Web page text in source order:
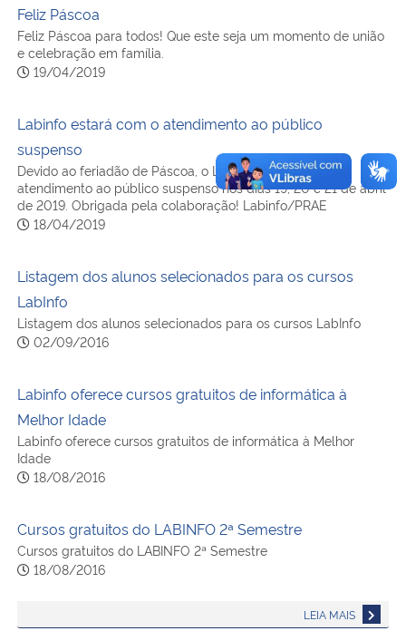
Secretaria de Governo
Gabinete de Segurança Institucional
Banco Central do Brasil
Planalto
Feliz Páscoa
Feliz Páscoa para todos! Que este seja um momento de união
e celebração em família.
19/04/2019
Labinfo estará com o atendimento ao público
suspenso
Devido ao feriadão de Páscoa, o Labinfo estará com o
atendimento ao público suspenso nos dias 19, 20 e 21 de abril
de 2019. Obrigada pela colaboração! Labinfo/PRAE
18/04/2019
Listagem dos alunos selecionados para os cursos
LabInfo
Listagem dos alunos selecionados para os cursos LabInfo
02/09/2016
Labinfo oferece cursos gratuitos de informática à
Melhor Idade
Labinfo oferece cursos gratuitos de informática à Melhor
Idade
18/08/2016
Cursos gratuitos do LABINFO 2ª Semestre
Cursos gratuitos do LABINFO 2ª Semestre
18/08/2016
LEIA MAIS